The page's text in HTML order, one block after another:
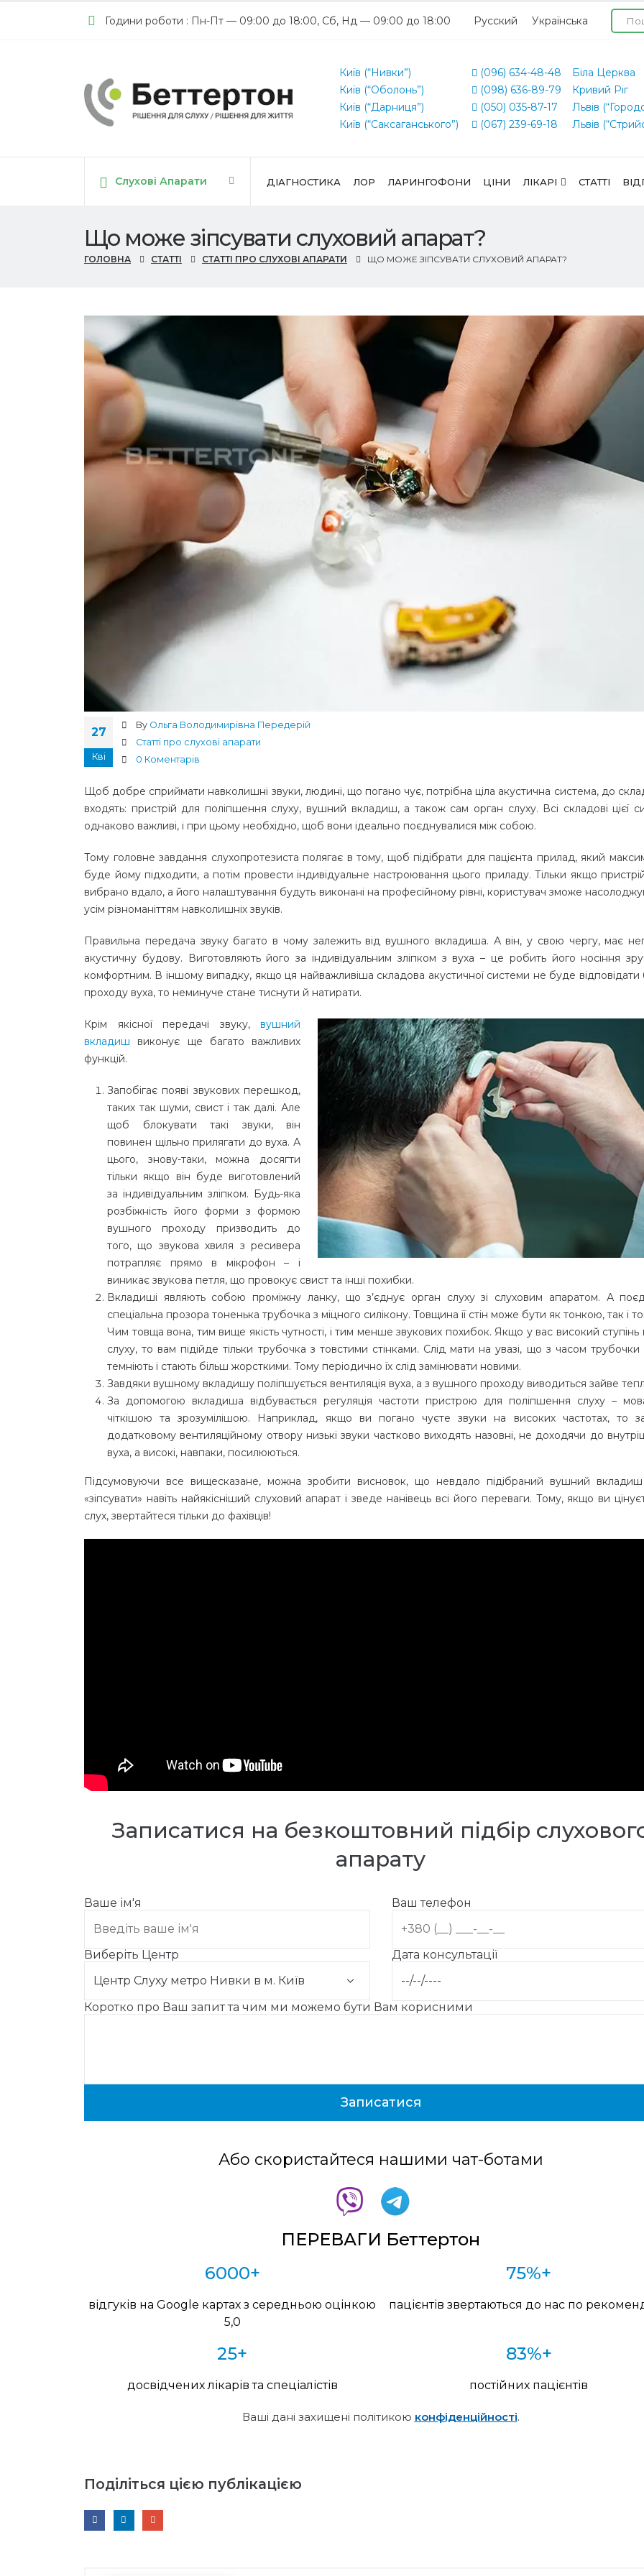
Години роботи : Пн-Пт — 09:00 до 18:00, Сб, Нд — 09:00 до 18:00 Русский Українська
Київ (“Нивки”)
Київ (“Оболонь”)
Київ (“Дарниця”)
Київ (“Саксаганського”)
(096) 634-48-48
(098) 636-89-79
(050) 035-87-17
(067) 239-69-18
Біла Церква
Кривий Ріг
Львів
Львів
Слухові Апарати ДІАГНОСТИКА ЛОР ЛАРИНГОФОНИ ЦІНИ ЛІКАРІ СТАТТІ
Що може зіпсувати слуховий апарат?
ГОЛОВНА СТАТТІ СТАТТІ ПРО СЛУХОВІ АПАРАТИ ЩО МОЖЕ ЗІПСУВАТИ СЛУХОВИЙ АПАРАТ?
27
Кві
By Ольга Володимирівна Передерій
Статті про слухові апарати
0 Коментарів
Щоб добре сприймати навколишні звуки, людині, що погано чує, потрібна ціла акустична система, до
входять: пристрій для поліпшення слуху, вушний вкладиш, а також сам орган слуху. Всі складові цієї
однаково важливі, і при цьому необхідно, щоб вони ідеально поєднувалися між собою.
Тому головне завдання слухопротезиста полягає в тому, щоб підібрати для пацієнта прилад, який
буде йому підходити, а потім провести індивідуальне настроювання цього приладу. Тільки якщо
вибрано вдало, а його налаштування будуть виконані на професійному рівні, користувач зможе
усім різноманіттям навколишніх звуків.
Правильна передача звуку багато в чому залежить від вушного вкладиша. А він, у свою чергу, має
акустичну будову. Виготовляють його за індивідуальним зліпком з вуха – це робить його носіння
комфортним. В іншому випадку, якщо ця найважливіша складова акустичної системи не буде відповідати
проходу вуха, то неминуче стане тиснути й натирати.
Крім якісної передачі звуку, вушний
вкладиш виконує ще багато важливих
функцій.
Запобігає появі звукових перешкод,
таких так шуми, свист і так далі. Але
щоб блокувати такі звуки, він
повинен щільно прилягати до вуха. А
цього, знову-таки, можна досягти
тільки якщо він буде виготовлений
за індивідуальним зліпком. Будь-яка
розбіжність його форми з формою
вушного проходу призводить до
того, що звукова хвиля з ресивера
потрапляє прямо в мікрофон – і
виникає звукова петля, що провокує свист та інші похибки.
Вкладиші являють собою проміжну ланку, що з’єднує орган слуху зі слуховим апаратом. А
спеціальна прозора тоненька трубочка з міцного силікону. Товщина її стін може бути як тонкою, так і
Чим товща вона, тим вище якість чутності, і тим менше звукових похибок. Якщо у вас високий ступінь
слуху, то вам підійде тільки трубочка з товстими стінками. Слід мати на увазі, що з часом трубочки
темніють і стають більш жорсткими. Тому періодично їх слід замінювати новими.
Завдяки вушному вкладишу поліпшується вентиляція вуха, а з вушного проходу виводиться зайве
За допомогою вкладиша відбувається регуляція частоти пристрою для поліпшення слуху –
чіткішою та зрозумілішою. Наприклад, якщо ви погано чуєте звуки на високих частотах, то
додатковому вентиляційному отвору низькі звуки частково виходять назовні, не доходячи до
вуха, а високі, навпаки, посилюються.
Підсумовуючи все вищесказане, можна зробити висновок, що невдало підібраний вушний
«зіпсувати» навіть найякісніший слуховий апарат і зведе нанівець всі його переваги. Тому, якщо ви
слух, звертайтеся тільки до фахівців!
Записатися на безкоштовний підбір
апарату
Ваше ім'я Ваш телефон
Виберіть Центр Дата консультації
Коротко про Ваш запит та чим ми можемо бути Вам корисними
Або скористайтеся нашими чат-ботами
ПЕРЕВАГИ Беттертон
6000+
відгуків на Google картах з середньою оцінкою
5,0
75%+
пацієнтів звертаються до нас по
25+
досвідчених лікарів та спеціалістів
83%+
постійних пацієнтів
Ваші дані захищені політикою конфіденційності.
Поділіться цією публікацією